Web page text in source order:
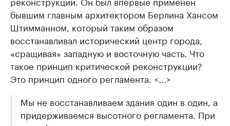
бывшим главным архитектором Берлина Хансом
Штимманном, который таким образом
восстанавливал исторический центр города,
«сращивая» западную и восточную часть. Что
такое принцип критической реконструкции?
Это принцип одного регламента. <...>
Мы не восстанавливаем здания один в один, а
придерживаемся высотного регламента. При